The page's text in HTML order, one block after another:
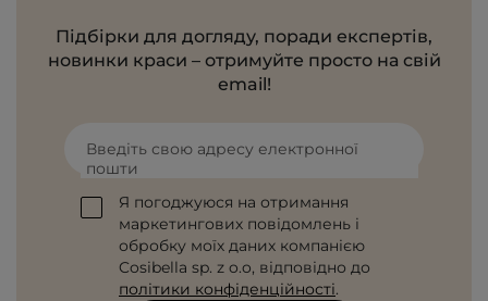
Підбірки для догляду, поради експертів,
новинки краси – отримуйте просто на свій
email!
Введіть свою адресу електронної
пошти
Я погоджуюся на отримання
маркетингових повідомлень і
обробку моїх даних компанією
Cosibella sp. z o.o, відповідно до
політики конфіденційності.